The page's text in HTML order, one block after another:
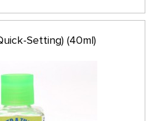
Setting) (40ml)